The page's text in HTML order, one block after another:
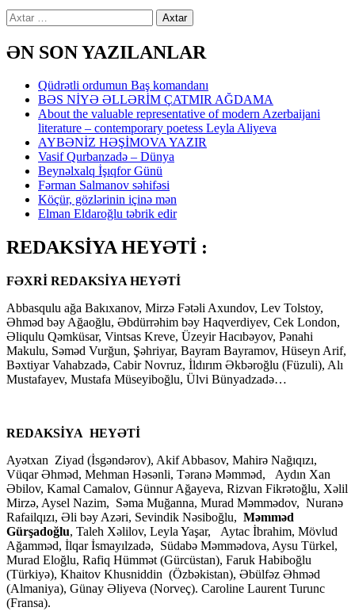
Axtarış:
ƏN SON YAZILANLAR
Qüdrətli ordumun Baş komandanı
BƏS NİYƏ ƏLLƏRİM ÇATMIR AĞDAMA
About the valuable representative of modern Azerbaijani
literature – contemporary poetess Leyla Aliyeva
AYBƏNİZ HƏŞİMOVA YAZIR
Vasif Qurbanzadə – Dünya
Beynəlxalq İşıqfor Günü
Fərman Salmanov səhifəsi
Köçür, gözlərinin içinə mən
Elman Eldaroğlu təbrik edir
REDAKSİYA HEYƏTİ :
FƏXRİ REDAKSİYA HEYƏTİ
Abbasqulu ağa Bakıxanov, Mirzə Fətəli Axundov, Lev Tolstoy,
Əhməd bəy Ağaoğlu, Əbdürrəhim bəy Haqverdiyev, Cek London,
Əliqulu Qəmküsar, Vintsas Kreve, Üzeyir Hacıbəyov, Pənahi
Makulu, Səməd Vurğun, Şəhriyar, Bayram Bayramov, Hüseyn Arif,
Bəxtiyar Vahabzadə, Cabir Novruz, İldırım Əkbəroğlu (Füzuli), Alı
Mustafayev, Mustafa Müseyiboğlu, Ülvi Bünyadzadə…
REDAKSİYA HEYƏTİ
Ayətxan Ziyad (İsgəndərov), Akif Abbasov, Mahirə Nağıqızı,
Vüqar Əhməd, Mehman Həsənli, Təranə Məmməd, Aydın Xan
Əbilov, Kamal Camalov, Günnur Ağayeva, Rizvan Fikrətoğlu, Xəlil
Mirzə, Aysel Nazim, Səma Muğanna, Murad Məmmədov, Nuranə
Rafailqızı, Əli bəy Azəri, Sevindik Nəsiboğlu, Məmməd
Gürşadoğlu, Taleh Xəlilov, Leyla Yaşar, Aytac İbrahim, Mövlud
Ağamməd, İlqar İsmayılzadə, Südabə Məmmədova, Aysu Türkel,
Murad Eloğlu, Rafiq Hümmət (Gürcüstan), Faruk Habiboğlu
(Türkiyə), Khaitov Khusniddin (Özbəkistan), Əbülfəz Əhməd
(Almaniya), Günay Əliyeva (Norveç). Caroline Laurent Turunc
(Fransa).